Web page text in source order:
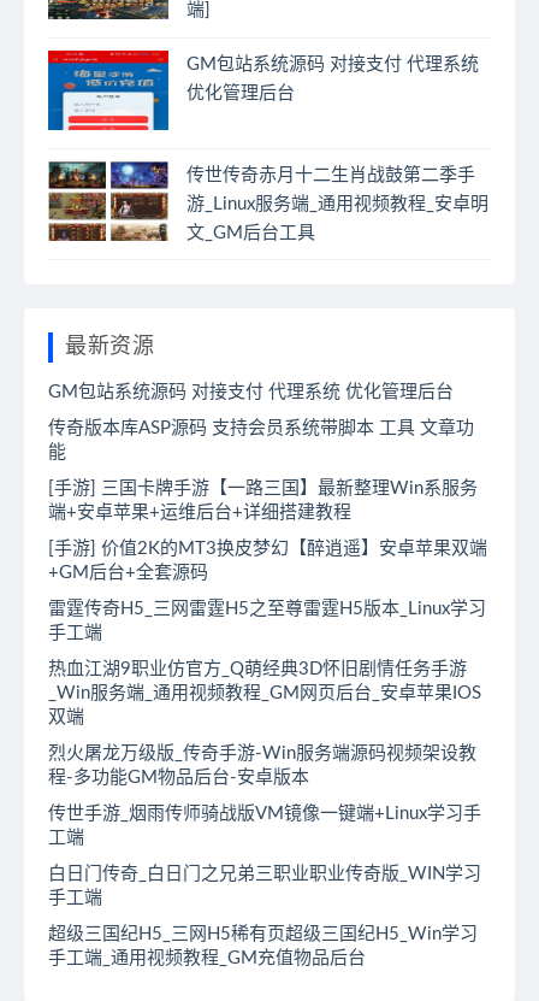
端]
GM包站系统源码 对接支付 代理系统
优化管理后台
传世传奇赤月十二生肖战鼓第二季手
游_Linux服务端_通用视频教程_安卓明
文_GM后台工具
最新资源
GM包站系统源码 对接支付 代理系统 优化管理后台
传奇版本库ASP源码 支持会员系统带脚本 工具 文章功
能
[手游] 三国卡牌手游【一路三国】最新整理Win系服务
端+安卓苹果+运维后台+详细搭建教程
[手游] 价值2K的MT3换皮梦幻【醉逍遥】安卓苹果双端
+GM后台+全套源码
雷霆传奇H5_三网雷霆H5之至尊雷霆H5版本_Linux学习
手工端
热血江湖9职业仿官方_Q萌经典3D怀旧剧情任务手游
_Win服务端_通用视频教程_GM网页后台_安卓苹果IOS
双端
烈火屠龙万级版_传奇手游-Win服务端源码视频架设教
程-多功能GM物品后台-安卓版本
传世手游_烟雨传师骑战版VM镜像一键端+Linux学习手
工端
白日门传奇_白日门之兄弟三职业职业传奇版_WIN学习
手工端
超级三国纪H5_三网H5稀有页超级三国纪H5_Win学习
手工端_通用视频教程_GM充值物品后台